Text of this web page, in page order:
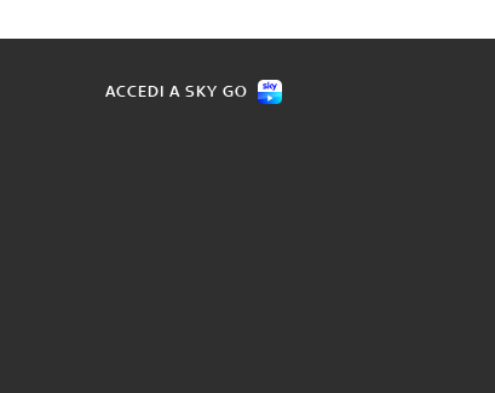
ACCEDI A SKY GO